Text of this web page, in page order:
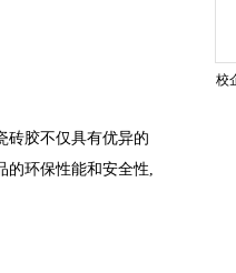
砖胶不仅具有优异的
的环保性能和安全性,
校